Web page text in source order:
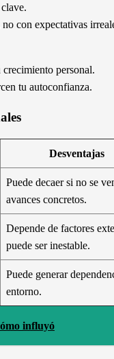
con expectativas
personal.
tu autoconfianza.
Desventajas
Puede decaer si no se
avances concretos.
Depende de factores
puede ser inestable.
Puede generar
entorno.
influyó